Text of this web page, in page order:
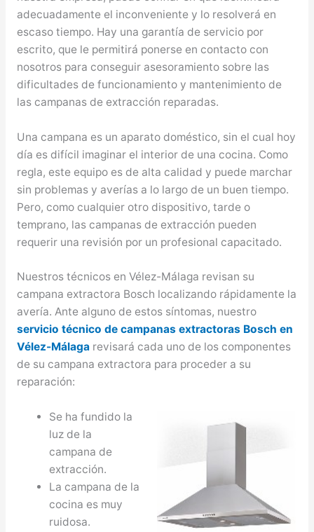
adecuadamente el inconveniente y lo resolverá en
escaso tiempo. Hay una garantía de servicio por
escrito, que le permitirá ponerse en contacto con
nosotros para conseguir asesoramiento sobre las
dificultades de funcionamiento y mantenimiento de
las campanas de extracción reparadas.
Una campana es un aparato doméstico, sin el cual hoy
día es difícil imaginar el interior de una cocina. Como
regla, este equipo es de alta calidad y puede marchar
sin problemas y averías a lo largo de un buen tiempo.
Pero, como cualquier otro dispositivo, tarde o
temprano, las campanas de extracción pueden
requerir una revisión por un profesional capacitado.
Nuestros técnicos en Vélez-Málaga revisan su
campana extractora Bosch localizando rápidamente la
avería. Ante alguno de estos síntomas, nuestro
servicio técnico de campanas extractoras Bosch en
Vélez-Málagarevisará cada uno de los componentes
de su campana extractora para proceder a su
reparación:
Se ha fundido la
luz de la
campana de
extracción.
La campana de la
cocina es muy
ruidosa.